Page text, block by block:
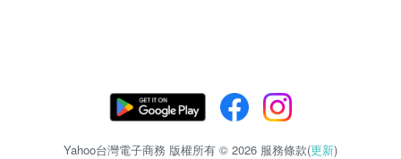
Yahoo台灣電子商務 版權所有 © 2026 服務條款(更新)